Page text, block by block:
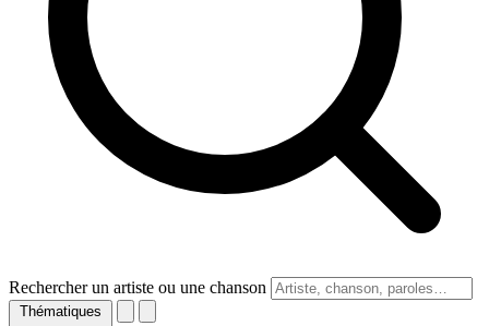
Rechercher un artiste ou une chanson
Thématiques